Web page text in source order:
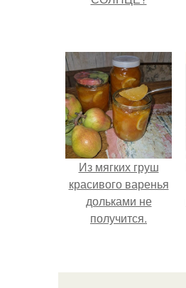
Из мягких груш
красивого варенья
дольками не
получится.